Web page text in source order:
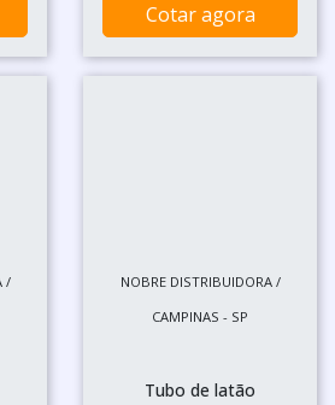
Cotar agora
/
NOBRE DISTRIBUIDORA /
CAMPINAS - SP
Tubo de latão